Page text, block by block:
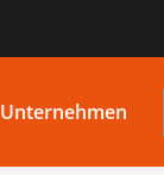
Unternehmen